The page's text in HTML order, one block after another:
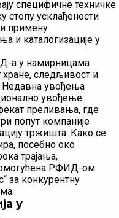
специфичне техничке
стопу усклађености
примену
и каталогизације у
а у намирницама
хране, следљивост и
Недавна увођења
увођење
преливања, где
попут компаније
тржишта. Како се
посебно око
трајања,
омогућена РФИД-ом
за конкурентну
у